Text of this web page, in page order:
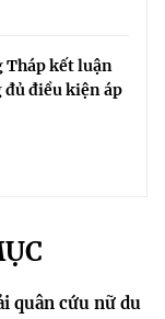
kết luận
điều kiện áp
quân cứu nữ du